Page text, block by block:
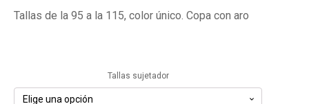
34,90€.31,41€.
Tallas de la 95 a la 115, color único. Copa con aro
Tallas sujetador